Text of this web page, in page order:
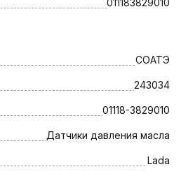
011183829010
СОАТЭ
243034
01118-3829010
Датчики давления масла
Lada